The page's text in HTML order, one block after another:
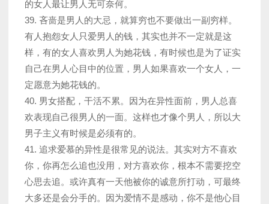
的女人最让男人无可奈何。
39. 吝啬是男人的大忌，就算穷也不要做出一副穷样。
有人抱怨女人只爱男人的钱，其实也并不一定就是这
样，有的女人喜欢男人为她花钱，有时候也是为了证实
自己在男人心目中的位置，男人如果喜欢一个女人，一
定愿意为她花钱的。
40. 男女搭配，干活不累。因为在异性面前，男人总喜
欢表现自己很男人的一面。这样也才像个男人，所以大
男子主义有时候是必须有的。
41. 追求爱慕的异性是很常见的说法。其实对方不喜欢
你，你再怎么追也没用，对方喜欢你，根本不需要挖空
心思去追。或许真有一天他被你的诚意所打动，可最终
大多还是会分手的。因为爱情不是感动，你不是他心目